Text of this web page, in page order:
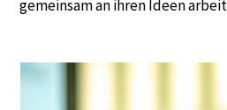
gemeinsam an ihren Ideen